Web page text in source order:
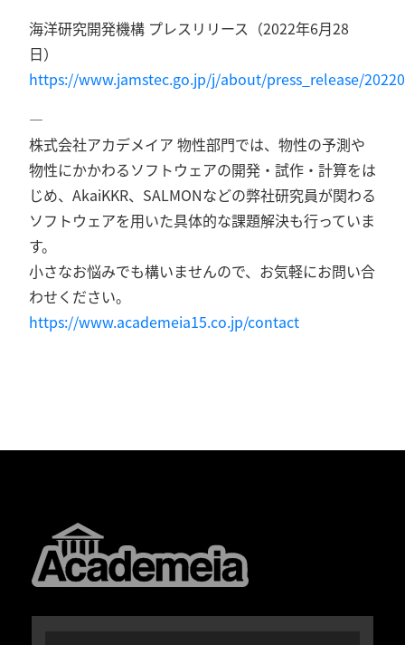
海洋研究開発機構 プレスリリース（2022年6月28
日）
https://www.jamstec.go.jp/j/about/press_release/
—
株式会社アカデメイア 物性部門では、物性の予測や
物性にかかわるソフトウェアの開発・試作・計算をは
じめ、AkaiKKR、SALMONなどの弊社研究員が関わる
ソフトウェアを用いた具体的な課題解決も行っていま
す。
小さなお悩みでも構いませんので、お気軽にお問い合
わせください。
https://www.academeia15.co.jp/contact